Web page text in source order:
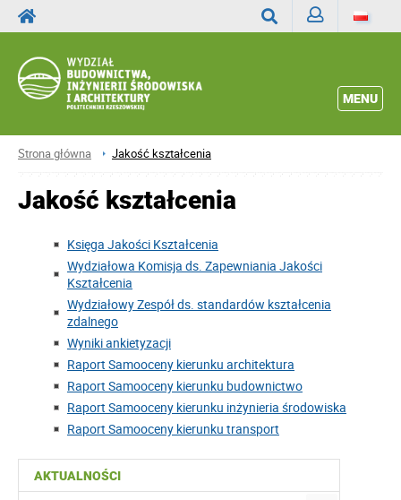
MENU
Strona główna Jakość kształcenia
AKTUALNOŚCI
Jakość kształcenia
Księga Jakości Kształcenia
Wydziałowa Komisja ds. Zapewniania Jakości
Kształcenia
Wydziałowy Zespół ds. standardów kształcenia
zdalnego
Wyniki ankietyzacji
Raport Samooceny kierunku architektura
Raport Samooceny kierunku budownictwo
Raport Samooceny kierunku inżynieria środowiska
Raport Samooceny kierunku transport